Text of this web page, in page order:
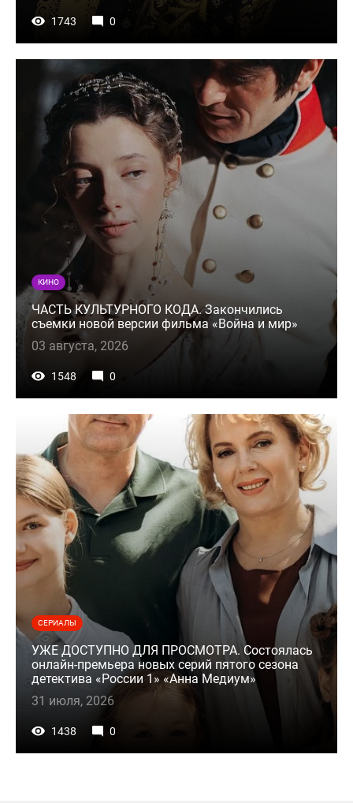
1743 0
КИНО
ЧАСТЬ КУЛЬТУРНОГО КОДА. Закончились
съемки новой версии фильма «Война и мир»
03 августа, 2026
1548 0
СЕРИАЛЫ
УЖЕ ДОСТУПНО ДЛЯ ПРОСМОТРА. Состоялась
онлайн-премьера новых серий пятого сезона
детектива «России 1» «Анна Медиум»
31 июля, 2026
1438 0